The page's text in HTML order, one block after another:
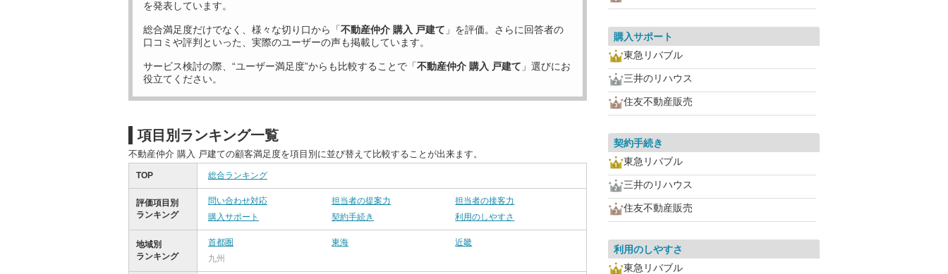
を発表しています。
総合満足度だけでなく、様々な切り口から「不動産仲介 購入 戸建て 」を評価。さらに回答者の
口コミや評判といった、実際のユーザーの声も掲載しています。
サービス検討の際、“ユーザー満足度”からも比較することで「不動産仲介 購入 戸建て 」選びにお
役立てください。
項目別ランキング一覧
不動産仲介 購入 戸建ての顧客満足度を項目別に並び替えて比較することが出来ます。
TOP 総合ランキング
評価項目別
ランキング
問い合わせ対応 担当者の提案力
担当者の接客力
購入サポート
契約手続き 利用のしやすさ
地域別
ランキング
首都圏 東海
近畿
九州
購入サポート
東急リバブル
三井のリハウス
住友不動産販売
契約手続き
東急リバブル
三井のリハウス
住友不動産販売
利用のしやすさ
東急リバブル